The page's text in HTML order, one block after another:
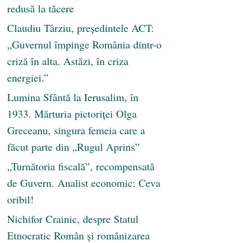
redusă la tăcere
Claudiu Târziu, președintele ACT:
„Guvernul împinge România dintr-o
criză în alta. Astăzi, în criza
energiei.”
Lumina Sfântă la Ierusalim, în
1933. Mărturia pictoriței Olga
Greceanu, singura femeia care a
făcut parte din „Rugul Aprins”
„Turnătoria fiscală”, recompensată
de Guvern. Analist economic: Ceva
oribil!
Nichifor Crainic, despre Statul
Etnocratic Român şi românizarea